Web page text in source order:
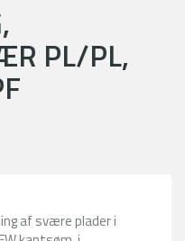
PL/PL,
af svære plader i